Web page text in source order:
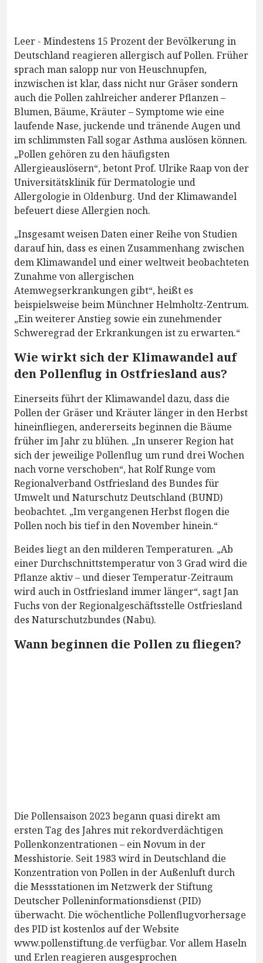
Leer - Mindestens 15 Prozent der Bevölkerung in
Deutschland reagieren allergisch auf Pollen. Früher
sprach man salopp nur von Heuschnupfen,
inzwischen ist klar, dass nicht nur Gräser sondern
auch die Pollen zahlreicher anderer Pflanzen –
Blumen, Bäume, Kräuter – Symptome wie eine
laufende Nase, juckende und tränende Augen und
im schlimmsten Fall sogar Asthma auslösen können.
„Pollen gehören zu den häufigsten
Allergieauslösern“, betont Prof. Ulrike Raap von der
Universitätsklinik für Dermatologie und
Allergologie in Oldenburg. Und der Klimawandel
befeuert diese Allergien noch.
„Insgesamt weisen Daten einer Reihe von Studien
darauf hin, dass es einen Zusammenhang zwischen
dem Klimawandel und einer weltweit beobachteten
Zunahme von allergischen
Atemwegserkrankungen gibt“, heißt es
beispielsweise beim Münchner Helmholtz-Zentrum.
„Ein weiterer Anstieg sowie ein zunehmender
Schweregrad der Erkrankungen ist zu erwarten.“
Wie wirkt sich der Klimawandel auf
den Pollenflug in Ostfriesland aus?
Einerseits führt der Klimawandel dazu, dass die
Pollen der Gräser und Kräuter länger in den Herbst
hineinfliegen, andererseits beginnen die Bäume
früher im Jahr zu blühen. „In unserer Region hat
sich der jeweilige Pollenflug um rund drei Wochen
nach vorne verschoben“, hat Rolf Runge vom
Regionalverband Ostfriesland des Bundes für
Umwelt und Naturschutz Deutschland (BUND)
beobachtet. „Im vergangenen Herbst flogen die
Pollen noch bis tief in den November hinein.“
Beides liegt an den milderen Temperaturen. „Ab
einer Durchschnittstemperatur von 3 Grad wird die
Pflanze aktiv – und dieser Temperatur-Zeitraum
wird auch in Ostfriesland immer länger“, sagt Jan
Fuchs von der Regionalgeschäftsstelle Ostfriesland
des Naturschutzbundes (Nabu).
Wann beginnen die Pollen zu fliegen?
Die Pollensaison 2023 begann quasi direkt am
ersten Tag des Jahres mit rekordverdächtigen
Pollenkonzentrationen – ein Novum in der
Messhistorie. Seit 1983 wird in Deutschland die
Konzentration von Pollen in der Außenluft durch
die Messstationen im Netzwerk der Stiftung
Deutscher Polleninformationsdienst (PID)
überwacht. Die wöchentliche Pollenflugvorhersage
des PID ist kostenlos auf der Website
www.pollenstiftung.de verfügbar. Vor allem Haseln
und Erlen reagieren ausgesprochen